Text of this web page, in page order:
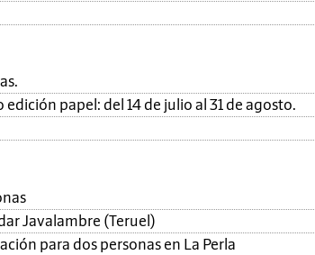
papel: del 14 de julio al 31 de agosto.
Javalambre (Teruel)
para dos personas en La Perla